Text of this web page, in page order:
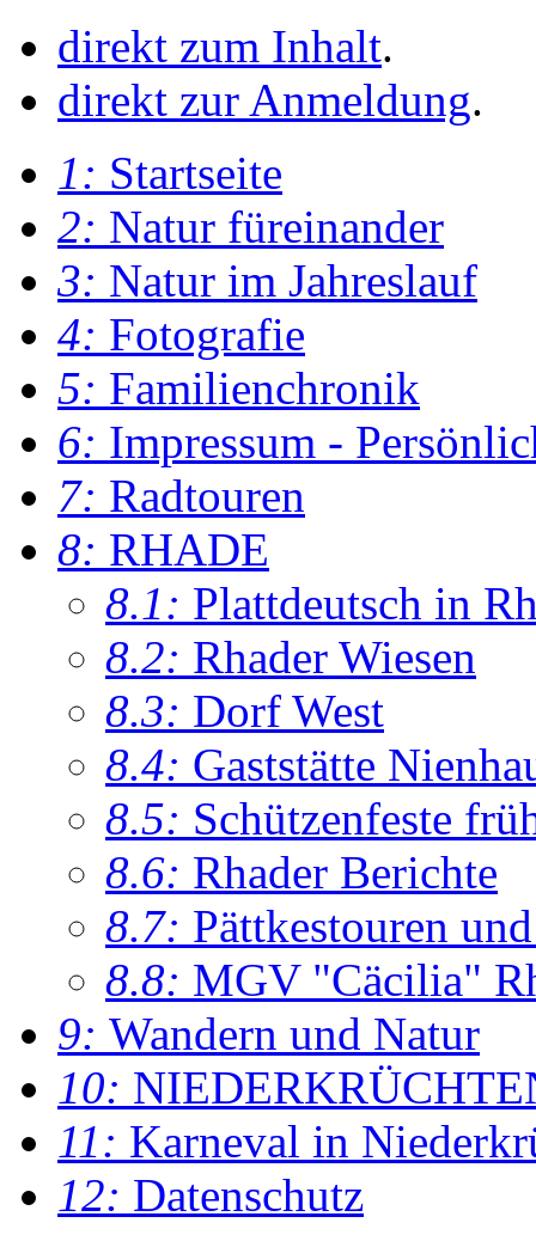
direkt zum Inhalt.
direkt zur Anmeldung.
1: Startseite
2: Natur füreinander
3: Natur im Jahreslauf
4: Fotografie
5: Familienchronik
6: Impressum -
7: Radtouren
8: RHADE
8.1: Plattdeutsch in
8.2: Rhader Wiesen
8.3: Dorf West
8.4: Gaststätte
8.5: Schützenfeste
8.6: Rhader Berichte
8.7: Pättkestouren
8.8: MGV "Cäcilia"
9: Wandern und Natur
10:
11: Karneval in
12: Datenschutz